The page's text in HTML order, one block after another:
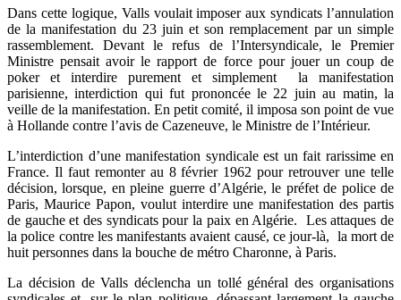
Dans cette logique, Valls voulait imposer aux syndicats l’annulation
de la manifestation du 23 juin et son remplacement par un simple
rassemblement. Devant le refus de l’Intersyndicale, le Premier
Ministre pensait avoir le rapport de force pour jouer un coup de
poker et interdire purement et simplement la manifestation
parisienne, interdiction qui fut prononcée le 22 juin au matin, la
veille de la manifestation. En petit comité, il imposa son point de vue
à Hollande contre l’avis de Cazeneuve, le Ministre de l’Intérieur.
L’interdiction d’une manifestation syndicale est un fait rarissime en
France. Il faut remonter au 8 février 1962 pour retrouver une telle
décision, lorsque, en pleine guerre d’Algérie, le préfet de police de
Paris, Maurice Papon, voulut interdire une manifestation des partis
de gauche et des syndicats pour la paix en Algérie. Les attaques de
la police contre les manifestants avaient causé, ce jour-là, la mort de
huit personnes dans la bouche de métro Charonne, à Paris.
La décision de Valls déclencha un tollé général des organisations